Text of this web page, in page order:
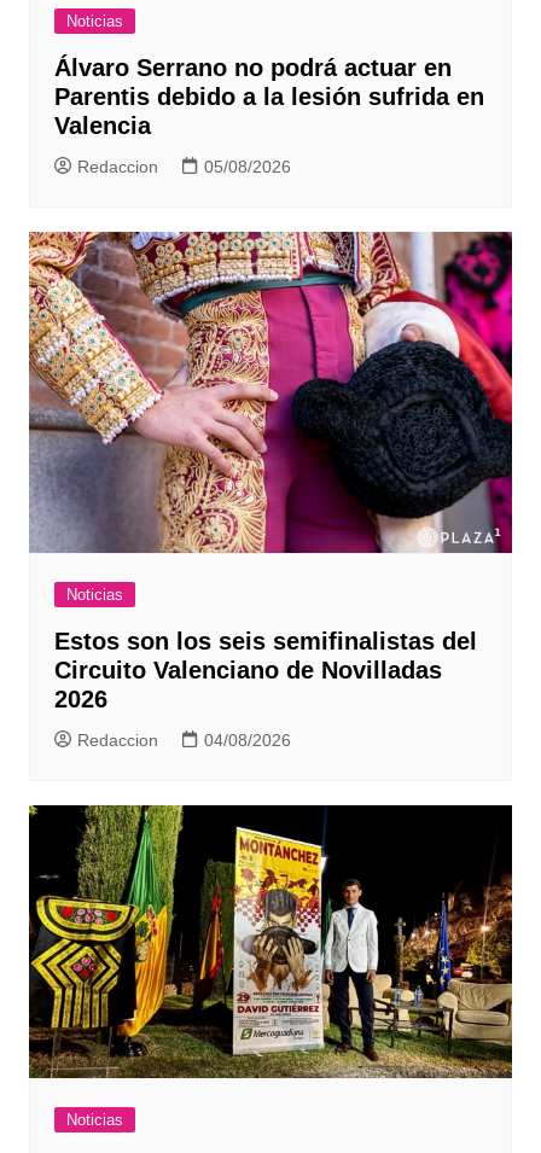
Noticias
Álvaro Serrano no podrá actuar en
Parentis debido a la lesión sufrida en
Valencia
Redaccion 05/08/2026
Noticias
Estos son los seis semifinalistas del
Circuito Valenciano de Novilladas
2026
Redaccion 04/08/2026
Noticias